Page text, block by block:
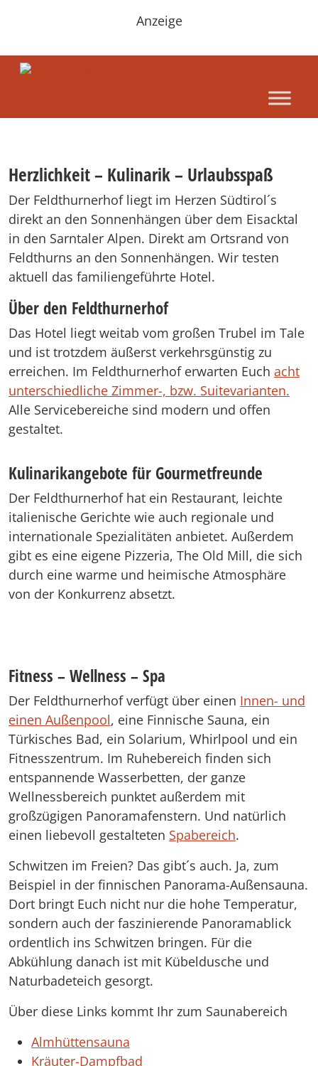
Anzeige
Herzlichkeit – Kulinarik – Urlaubsspaß
Der Feldthurnerhof liegt im Herzen Südtirol´s
direkt an den Sonnenhängen über dem Eisacktal
in den Sarntaler Alpen. Direkt am Ortsrand von
Feldthurns an den Sonnenhängen. Wir testen
aktuell das familiengeführte Hotel.
Über den Feldthurnerhof
Das Hotel liegt weitab vom großen Trubel im Tale
und ist trotzdem äußerst verkehrsgünstig zu
erreichen. Im Feldthurnerhof erwarten Euch acht
unterschiedliche Zimmer-, bzw. Suitevarianten.
Alle Servicebereiche sind modern und offen
gestaltet.
Kulinarikangebote für Gourmetfreunde
Der Feldthurnerhof hat ein Restaurant, leichte
italienische Gerichte wie auch regionale und
internationale Spezialitäten anbietet. Außerdem
gibt es eine eigene Pizzeria, The Old Mill, die sich
durch eine warme und heimische Atmosphäre
von der Konkurrenz absetzt.
Fitness – Wellness – Spa
Der Feldthurnerhof verfügt über einen Innen- und
einen Außenpool, eine Finnische Sauna, ein
Türkisches Bad, ein Solarium, Whirlpool und ein
Fitnesszentrum. Im Ruhebereich finden sich
entspannende Wasserbetten, der ganze
Wellnessbereich punktet außerdem mit
großzügigen Panoramafenstern. Und natürlich
einen liebevoll gestalteten Spabereich.
Schwitzen im Freien? Das gibt´s auch. Ja, zum
Beispiel in der finnischen Panorama-Außensauna.
Dort bringt Euch nicht nur die hohe Temperatur,
sondern auch der faszinierende Panoramablick
ordentlich ins Schwitzen bringen. Für die
Abkühlung danach ist mit Kübeldusche und
Naturbadeteich gesorgt.
Über diese Links kommt Ihr zum Saunabereich
Almhüttensauna
Kräuter-Dampfbad